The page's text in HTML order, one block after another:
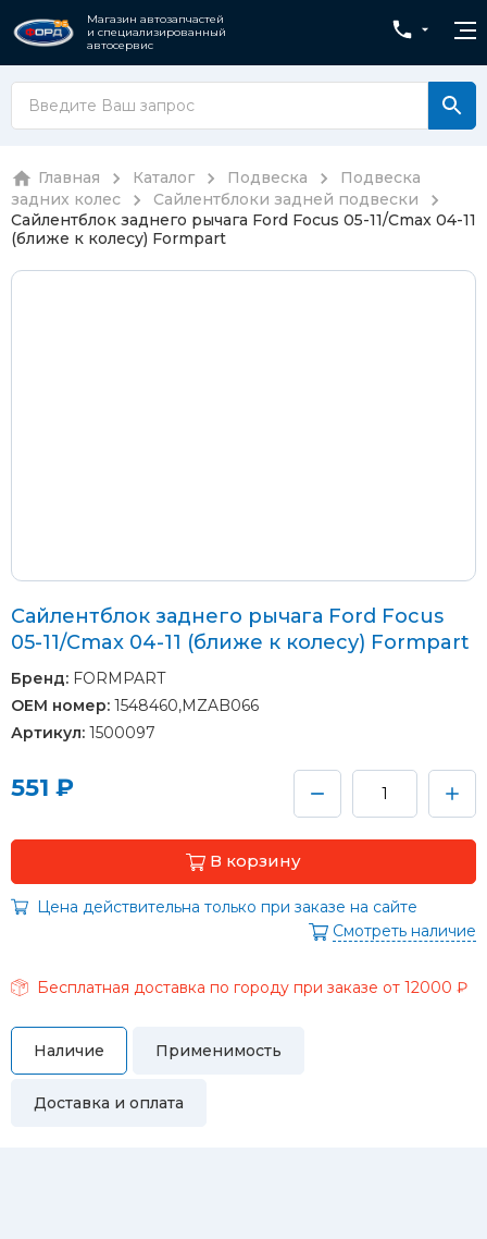
Магазин автозапчастей
и специализированный
автосервис
Главная Каталог Подвеска
Подвеска
задних колес
Сайлентблоки задней подвески
Сайлентблок заднего рычага Ford Focus 05-11/Cmax 04-11
(ближе к колесу) Formpart
Сайлентблок заднего рычага Ford Focus
05-11/Cmax 04-11 (ближе к колесу) Formpart
Бренд: FORMPART
OEM номер: 1548460,MZAB066
Артикул: 1500097
551 ₽
В корзину
Смотреть наличие
Бесплатная доставка по городу при заказе от 12000 ₽
Цена действительна только при заказе на сайте
Наличие Применимость
Доставка и оплата